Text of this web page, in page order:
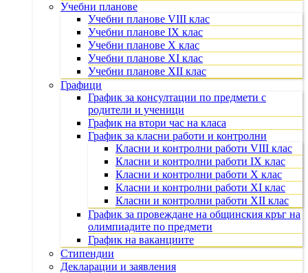
Учебни планове
Учебни планове VIII клас
Учебни планове IX клас
Учебни планове X клас
Учебни планове XI клас
Учебни планове XII клас
Графици
График за консултации по предмети с
родители и ученици
График на втори час на класа
График за класни работи и контролни
Класни и контролни работи VIII клас
Класни и контролни работи IX клас
Класни и контролни работи X клас
Класни и контролни работи XI клас
Класни и контролни работи XII клас
График за провеждане на общинския кръг на
олимпиадите по предмети
График на ваканциите
Стипендии
Декларации и заявления